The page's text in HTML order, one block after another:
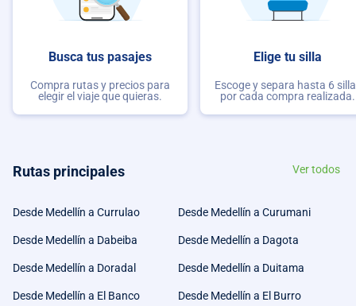
Busca tus pasajes
Compra rutas y precios para
elegir el viaje que quieras.
Elige tu silla
Escoge y separa hasta 6
por cada compra realizada.
Rutas principales Ver todos
Desde Medellín a Currulao Desde Medellín a Curumani
Desde Medellín a Dabeiba Desde Medellín a Dagota
Desde Medellín a Doradal Desde Medellín a Duitama
Desde Medellín a El Banco Desde Medellín a El Burro